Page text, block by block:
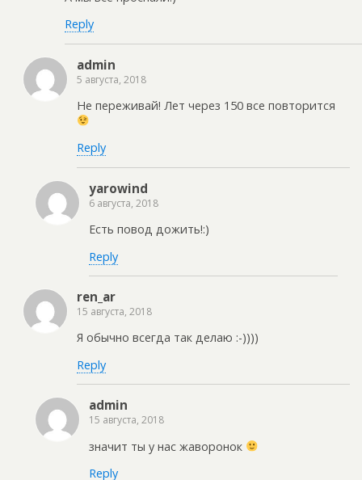
Reply
admin
5 августа, 2018
Не переживай! Лет через 150 все повторится
Reply
yarowind
6 августа, 2018
Есть повод дожить!:)
Reply
ren_ar
15 августа, 2018
Я обычно всегда так делаю :-))))
Reply
admin
15 августа, 2018
значит ты у нас жаворонок
Reply